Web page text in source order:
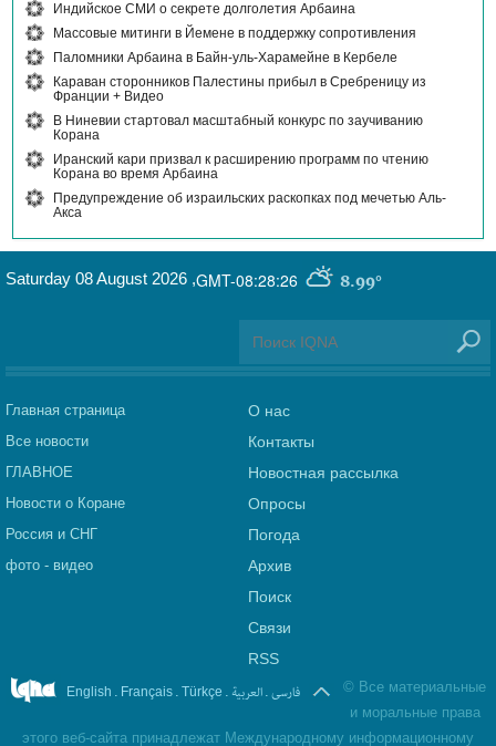
Индийское СМИ о секрете долголетия Арбаина
Массовые митинги в Йемене в поддержку сопротивления
Паломники Арбаина в Байн-уль-Харамейне в Кербеле
Караван сторонников Палестины прибыл в Сребреницу из
Франции + Видео
В Ниневии стартовал масштабный конкурс по заучиванию
Корана
Иранский кари призвал к расширению программ по чтению
Корана во время Арбаина
Предупреждение об израильских раскопках под мечетью Аль-
Акса
GMT-08:28:26 8.99°
Saturday 08 August 2026 ,
Главная страница
Все новости
ГЛАВНОЕ
Новости о Коране
Россия и СНГ
фото - видео
О нас
Контакты
Новостная рассылка
Опросы
Погода
Архив
Поиск
Связи
RSS
English . Français . Türkçe . العربیة . فارسی © Все материальные
и моральные права
этого веб-сайта принадлежат Международному информационному